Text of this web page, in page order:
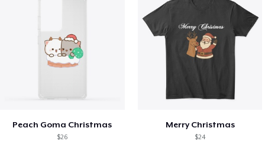
Peach Goma Christmas
$26
Merry Christmas
$24